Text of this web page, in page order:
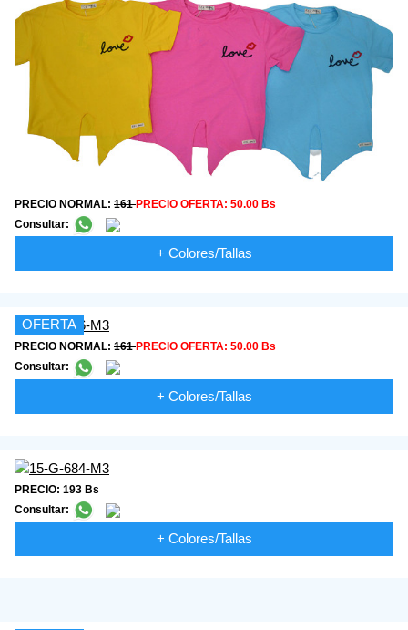
PRECIO NORMAL: 161PRECIO OFERTA: 50.00 Bs
Consultar:
+ Colores/Tallas
OFERTA
PRECIO NORMAL: 161PRECIO OFERTA: 50.00 Bs
Consultar:
+ Colores/Tallas
PRECIO: 193 Bs
Consultar:
+ Colores/Tallas